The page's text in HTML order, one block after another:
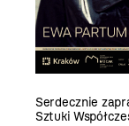
Serdecznie
Sztuki